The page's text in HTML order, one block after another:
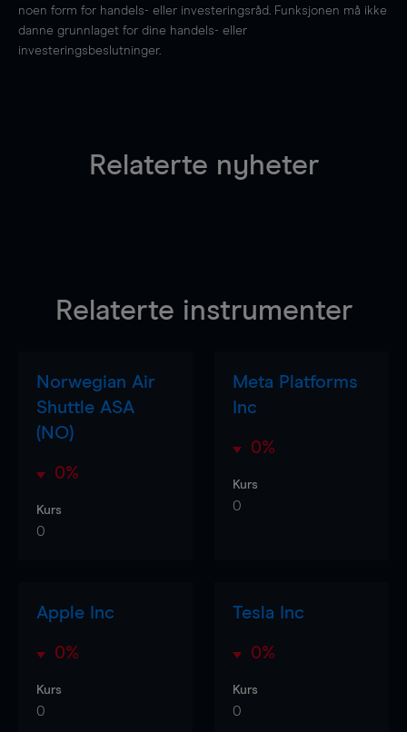
noen form for handels- eller investeringsråd. Funksjonen må ikke
danne grunnlaget for dine handels- eller
investeringsbeslutninger.
Relaterte nyheter
Relaterte instrumenter
Norwegian Air
Shuttle ASA
(NO)
0%
Kurs
0
Meta Platforms
Inc
0%
Kurs
0
Apple Inc
0%
Kurs
0
Tesla Inc
0%
Kurs
0